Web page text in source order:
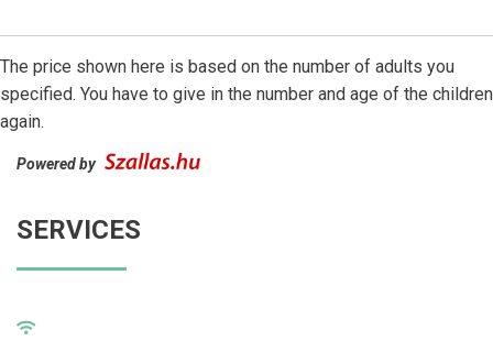
The price shown here is based on the number of adults you
specified. You have to give in the number and age of the children
again.
Powered by
SERVICES